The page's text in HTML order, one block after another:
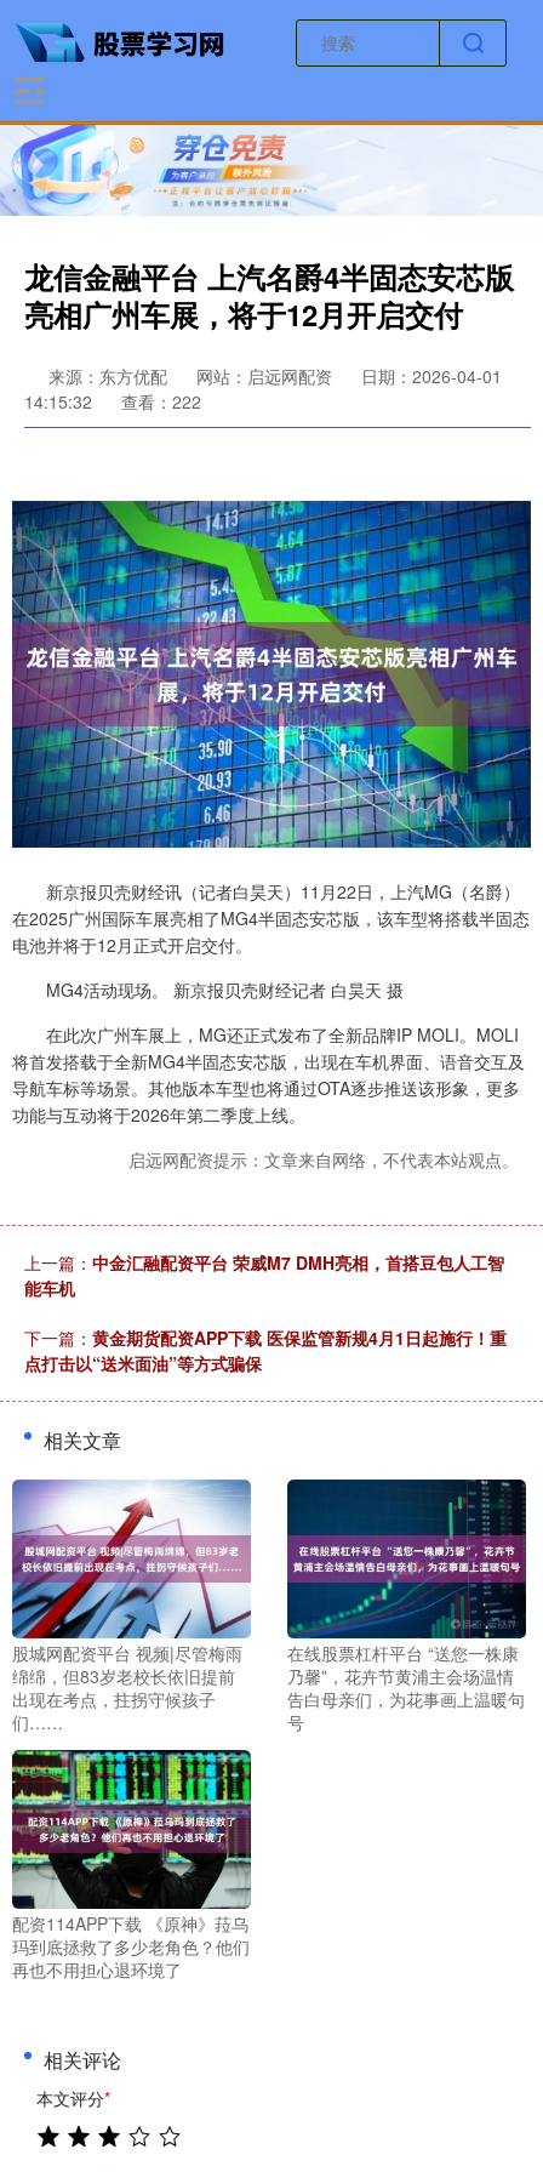
龙信金融平台 上汽名爵4半固态安芯版
亮相广州车展，将于12月开启交付
来源：东方优配 网站：启远网配资
日期：2026-04-01
14:15:32
查看：222
新京报贝壳财经讯（记者白昊天）11月22日，上汽MG（名爵）
在2025广州国际车展亮相了MG4半固态安芯版，该车型将搭载半固态
电池并将于12月正式开启交付。
MG4活动现场。 新京报贝壳财经记者 白昊天 摄
在此次广州车展上，MG还正式发布了全新品牌IP MOLI。MOLI
将首发搭载于全新MG4半固态安芯版，出现在车机界面、语音交互及
导航车标等场景。其他版本车型也将通过OTA逐步推送该形象，更多
功能与互动将于2026年第二季度上线。
启远网配资提示：文章来自网络，不代表本站观点。
上一篇： 中金汇融配资平台 荣威M7 DMH亮相，首搭豆包人工智
能车机
下一篇： 黄金期货配资APP下载 医保监管新规4月1日起施行！重
点打击以“送米面油”等方式骗保
相关文章
股城网配资平台 视频|尽管梅雨
绵绵，但83岁老校长依旧提前
出现在考点，拄拐守候孩子
们……
在线股票杠杆平台 “送您一株康
乃馨”，花卉节黄浦主会场温情
告白母亲们，为花事画上温暖句
号
配资114APP下载 《原神》菈乌
玛到底拯救了多少老角色？他们
再也不用担心退环境了
相关评论
本文评分*